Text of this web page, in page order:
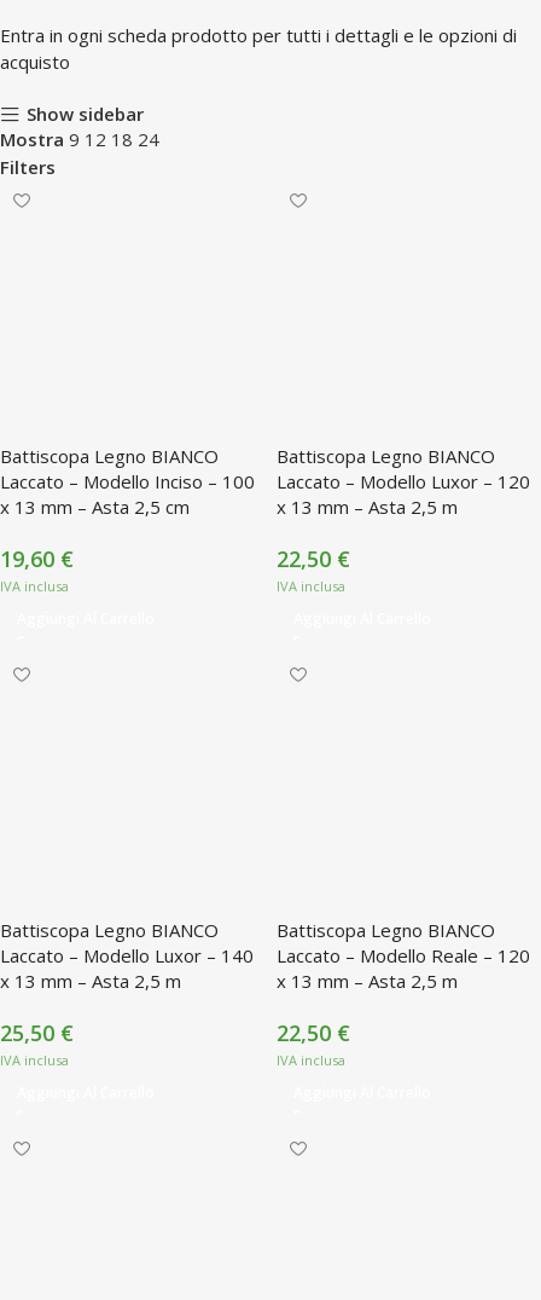
Entra in ogni scheda prodotto per tutti i dettagli e le opzioni di
acquisto
Show sidebar
Mostra 9 12 18 24
Filters
Battiscopa Legno BIANCO
Laccato – Modello Inciso – 100
x 13 mm – Asta 2,5 cm
19,60 €
Battiscopa Legno BIANCO
Laccato – Modello Luxor – 120
x 13 mm – Asta 2,5 m
22,50 €
Battiscopa Legno BIANCO
Laccato – Modello Luxor – 140
x 13 mm – Asta 2,5 m
25,50 €
Battiscopa Legno BIANCO
Laccato – Modello Reale – 120
x 13 mm – Asta 2,5 m
22,50 €